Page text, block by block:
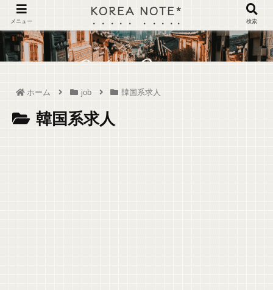
ホーム job 韓国系求人
韓国系求人
メニュー
KOREA NOTE*
検索